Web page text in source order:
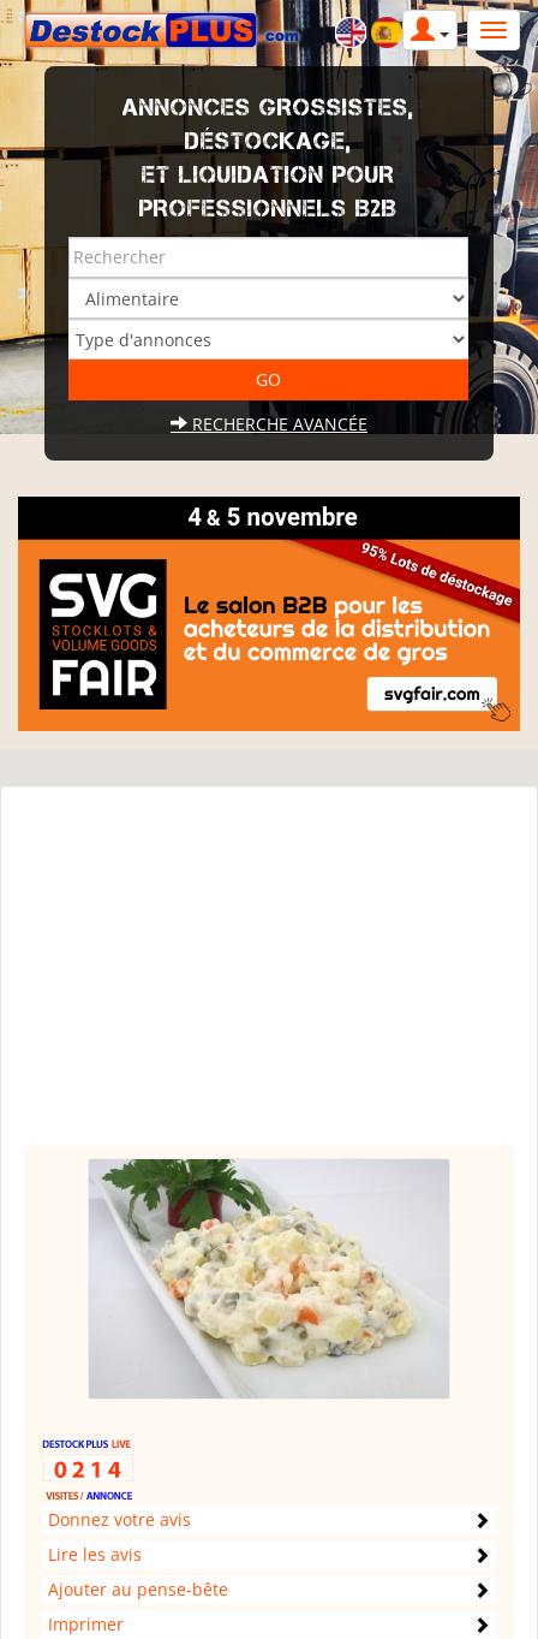
ANNONCES GROSSISTES,
DÉSTOCKAGE,
ET LIQUIDATION POUR
PROFESSIONNELS B2B
RECHERCHE AVANCÉE
Donnez votre avis
Lire les avis
Ajouter au pense-bête
Imprimer